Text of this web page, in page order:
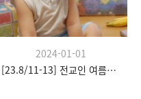
2024-01-01
[23.8/11-13] 전교인 여름수련회